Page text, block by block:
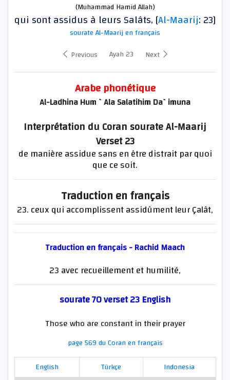
(Muhammad Hamid Allah)
qui sont assidus à leurs Salâts, [Al-Maarij: 23]
sourate Al-Maarij en français
Previous
Ayah 23 Next
Arabe phonétique
Al-Ladhina Hum `Ala Salatihim Da`imuna
Interprétation du Coran sourate Al-Maarij
Verset 23
de manière assidue sans en être distrait par quoi
que ce soit.
Traduction en français
23. ceux qui accomplissent assidûment leur Çalât,
Traduction en français - Rachid Maach
23 avec recueillement et humilité,
sourate 70 verset 23 English
Those who are constant in their prayer
page 569 du Coran en français
English
Türkçe
Indonesia